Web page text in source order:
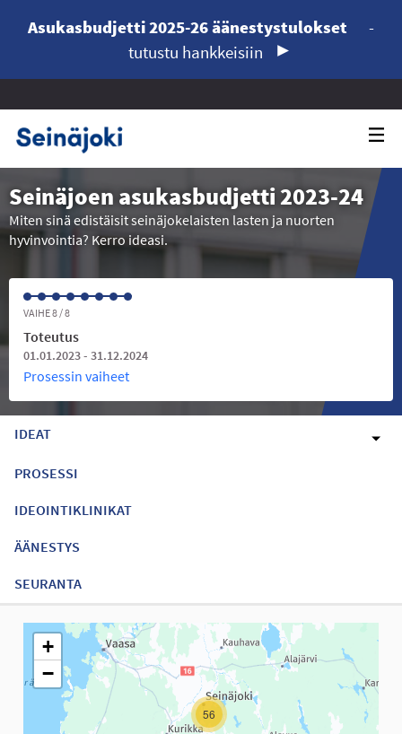
Asukasbudjetti 2025-26 äänestystulokset
-
tutustu hankkeisiin
Seinäjoen asukasbudjetti 2023-24
Miten sinä edistäisit seinäjokelaisten lasten ja nuorten
hyvinvointia? Kerro ideasi.
VAIHE 8 / 8
Toteutus
01.01.2023 - 31.12.2024
Prosessin vaiheet
IDEAT
PROSESSI
IDEOINTIKLINIKAT
ÄÄNESTYS
SEURANTA
Seuraavassa elementissä on kartta, joka esittää tämän
56
+
−